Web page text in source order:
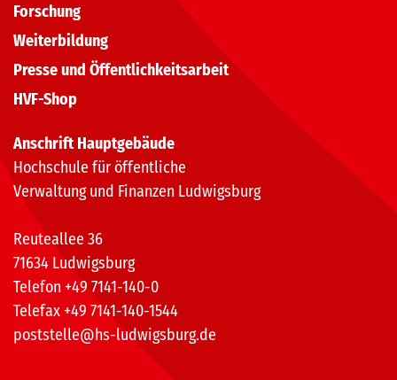
Forschung
Weiterbildung
Presse und Öffentlichkeitsarbeit
HVF-Shop
Anschrift Hauptgebäude
Hochschule für öffentliche
Verwaltung und Finanzen Ludwigsburg
Reuteallee 36
71634 Ludwigsburg
Telefon +49 7141-140-0
Telefax +49 7141-140-1544
poststelle@hs-ludwigsburg.de